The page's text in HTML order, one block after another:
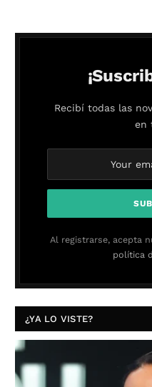
Recibí todas las
en
Al registrarse, acepta
política
¿YA LO VISTE?